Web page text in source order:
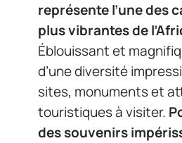
représente l’une des
plus vibrantes de
Éblouissant et
d’une diversité
sites, monuments et
touristiques à visiter.
des souvenirs